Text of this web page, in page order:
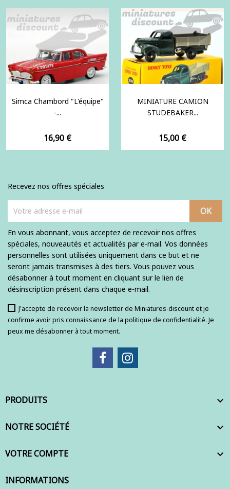
Simca Chambord "L'équipe"
-...
Prix
16,90 €
MINIATURE CAMION
STUDEBAKER...
Prix
15,00 €
Recevez nos offres spéciales
En vous abonnant, vous acceptez de recevoir nos offres
spéciales, nouveautés et actualités par e-mail. Vos données
personnelles sont utilisées uniquement dans ce but et ne
seront jamais transmises à des tiers. Vous pouvez vous
désabonner à tout moment en cliquant sur le lien de
désinscription présent dans chaque e-mail.
J'accepte de recevoir la newsletter de Miniatures-discount et je
confirme avoir pris connaissance de la politique de confidentialité. Je
peux me désabonner à tout moment.
PRODUITS 
NOTRE SOCIÉTÉ 
VOTRE COMPTE 
INFORMATIONS